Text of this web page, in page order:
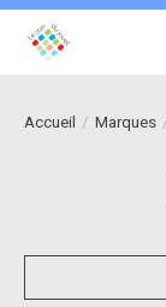
Accueil / Marques